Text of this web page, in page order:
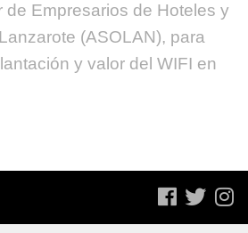
de Empresarios de Hoteles y
(ASOLAN), para
y valor del WIFI en